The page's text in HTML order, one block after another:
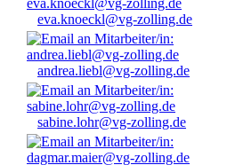
eva.knoeckl@vg-zolling.de
andrea.liebl@vg-zolling.de
sabine.lohr@vg-zolling.de